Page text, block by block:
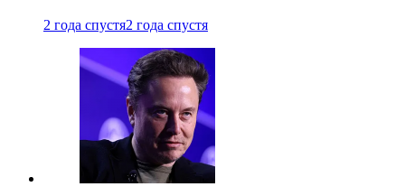
2 года спустя2 года спустя